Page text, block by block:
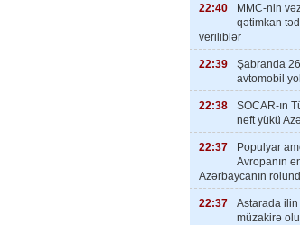
22:40
MMC-nin
qətimkan
veriliblər
22:39
Şabranda
avtomobil
22:38
SOCAR-ın
neft yükü
22:37
Populyar
Avropanın
Azərbaycanın
22:37
Astarada ilin
müzakirə